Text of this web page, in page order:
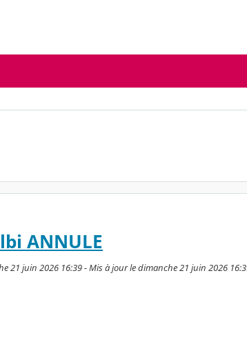
ANNULE
21 juin 2026 16:39 - Mis à jour le dimanche 21 juin 2026